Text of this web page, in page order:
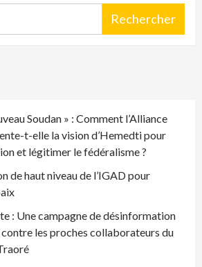
Rechercher
Soudan » : Comment l’Alliance
t-elle la vision d’Hemedti pour
et légitimer le fédéralisme ?
de haut niveau de l’IGAD pour
: Une campagne de désinformation
les proches collaborateurs du